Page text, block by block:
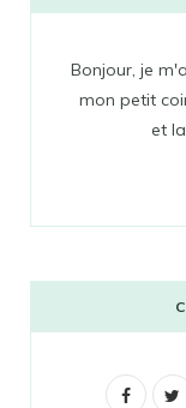
Bonjour, je
mon petit
et
F